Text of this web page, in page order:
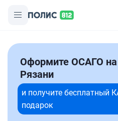
Оформите ОСАГО на
Рязани
и получите бесплатный
подарок